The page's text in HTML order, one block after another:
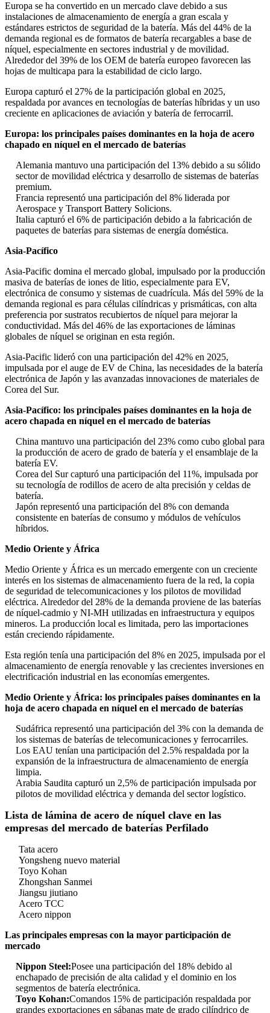
Europa se ha convertido en un mercado clave debido a sus
instalaciones de almacenamiento de energía a gran escala y
estándares estrictos de seguridad de la batería. Más del 44% de la
demanda regional es de formatos de batería recargables a base de
níquel, especialmente en sectores industrial y de movilidad.
Alrededor del 39% de los OEM de batería europeo favorecen las
hojas de multicapa para la estabilidad de ciclo largo.
Europa capturó el 27% de la participación global en 2025,
respaldada por avances en tecnologías de baterías híbridas y un uso
creciente en aplicaciones de aviación y batería de ferrocarril.
Europa: los principales países dominantes en la hoja de acero
chapado en níquel en el mercado de baterías
Alemania mantuvo una participación del 13% debido a su sólido
sector de movilidad eléctrica y desarrollo de sistemas de baterías
premium.
Francia representó una participación del 8% liderada por
Aerospace y Transport Battery Solicions.
Italia capturó el 6% de participación debido a la fabricación de
paquetes de baterías para sistemas de energía doméstica.
Asia-Pacífico
Asia-Pacific domina el mercado global, impulsado por la producción
masiva de baterías de iones de litio, especialmente para EV,
electrónica de consumo y sistemas de cuadrícula. Más del 59% de la
demanda regional es para células cilíndricas y prismáticas, con alta
preferencia por sustratos recubiertos de níquel para mejorar la
conductividad. Más del 46% de las exportaciones de láminas
globales de níquel se originan en esta región.
Asia-Pacific lideró con una participación del 42% en 2025,
impulsada por el auge de EV de China, las necesidades de la batería
electrónica de Japón y las avanzadas innovaciones de materiales de
Corea del Sur.
Asia-Pacífico: los principales países dominantes en la hoja de
acero chapada en níquel en el mercado de baterías
China mantuvo una participación del 23% como cubo global para
la producción de acero de grado de batería y el ensamblaje de la
batería EV.
Corea del Sur capturó una participación del 11%, impulsada por
su tecnología de rodillos de acero de alta precisión y celdas de
batería.
Japón representó una participación del 8% con demanda
consistente en baterías de consumo y módulos de vehículos
híbridos.
Medio Oriente y África
Medio Oriente y África es un mercado emergente con un creciente
interés en los sistemas de almacenamiento fuera de la red, la copia
de seguridad de telecomunicaciones y los pilotos de movilidad
eléctrica. Alrededor del 28% de la demanda proviene de las baterías
de níquel-cadmio y NI-MH utilizadas en infraestructura y equipos
mineros. La producción local es limitada, pero las importaciones
están creciendo rápidamente.
Esta región tenía una participación del 8% en 2025, impulsada por el
almacenamiento de energía renovable y las crecientes inversiones en
electrificación industrial en las economías emergentes.
Medio Oriente y África: los principales países dominantes en la
hoja de acero chapada en níquel en el mercado de baterías
Sudáfrica representó una participación del 3% con la demanda de
los sistemas de baterías de telecomunicaciones y ferrocarriles.
Los EAU tenían una participación del 2.5% respaldada por la
expansión de la infraestructura de almacenamiento de energía
limpia.
Arabia Saudita capturó un 2,5% de participación impulsada por
pilotos de movilidad eléctrica y demanda del sector logístico.
Lista de lámina de acero de níquel clave en las
empresas del mercado de baterías Perfilado
Tata acero
Yongsheng nuevo material
Toyo Kohan
Zhongshan Sanmei
Jiangsu jiutiano
Acero TCC
Acero nippon
Las principales empresas con la mayor participación de
mercado
Nippon Steel:Posee una participación del 18% debido al
enchapado de precisión de alta calidad y el dominio en los
segmentos de batería electrónica.
Toyo Kohan:Comandos 15% de participación respaldada por
grandes exportaciones en sábanas mate de grado cilíndrico de